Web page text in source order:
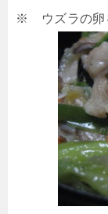
※ ウズラの卵